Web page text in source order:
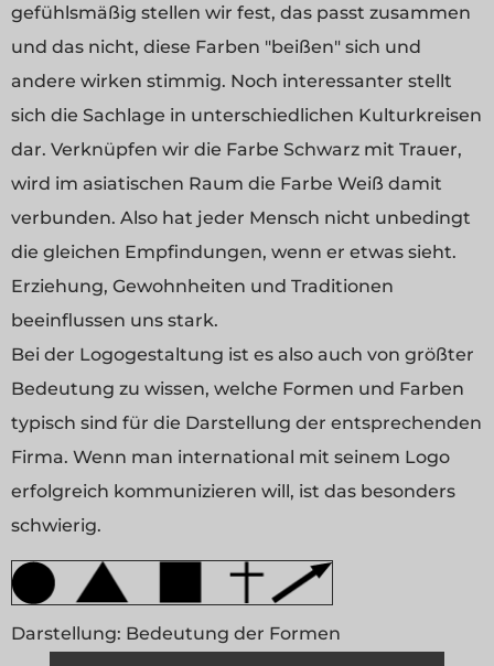
gefühlsmäßig stellen wir fest, das passt zusammen
und das nicht, diese Farben "beißen" sich und
andere wirken stimmig. Noch interessanter stellt
sich die Sachlage in unterschiedlichen Kulturkreisen
dar. Verknüpfen wir die Farbe Schwarz mit Trauer,
wird im asiatischen Raum die Farbe Weiß damit
verbunden. Also hat jeder Mensch nicht unbedingt
die gleichen Empfindungen, wenn er etwas sieht.
Erziehung, Gewohnheiten und Traditionen
beeinflussen uns stark.
Bei der Logogestaltung ist es also auch von größter
Bedeutung zu wissen, welche Formen und Farben
typisch sind für die Darstellung der entsprechenden
Firma. Wenn man international mit seinem Logo
erfolgreich kommunizieren will, ist das besonders
schwierig.
Darstellung: Bedeutung der Formen